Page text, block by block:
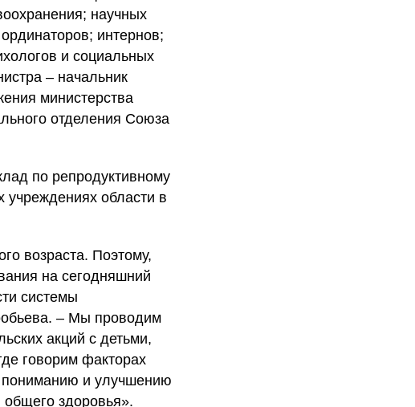
научных
интернов;
и социальных
– начальник
министерства
отделения Союза
по репродуктивному
области в
возраста. Поэтому,
на сегодняшний
системы
– Мы проводим
акций с детьми,
говорим факторах
пониманию и улучшению
общего здоровья».